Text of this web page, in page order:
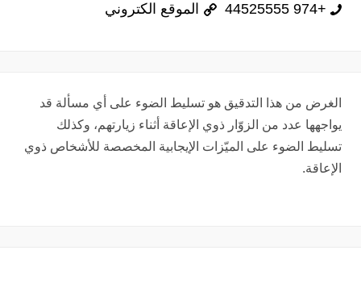
+974 44525555 الموقع الكتروني
الغرض من هذا التدقيق هو تسليط الضوء على أي مسألة قد
يواجهها عدد من الزوّار ذوي الإعاقة أثناء زيارتهم، وكذلك
تسليط الضوء على الميّزات الإيجابية المخصصة للأشخاص ذوي
الإعاقة.